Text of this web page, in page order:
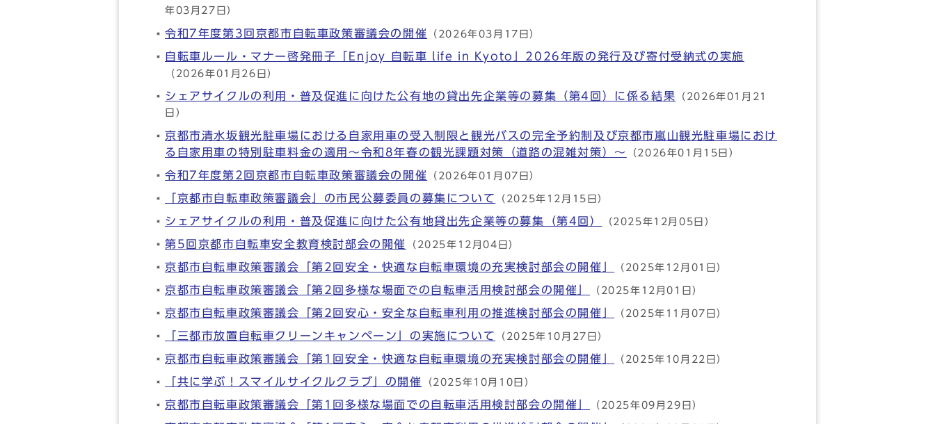
年03月27日）
令和7年度第3回京都市自転車政策審議会の開催
（2026年03月17日）
自転車ルール・マナー啓発冊子「Enjoy 自転車 life in Kyoto」2026年版の発行及び寄付受納式の実施
（2026年01月26日）
シェアサイクルの利用・普及促進に向けた公有地の貸出先企業等の募集（第4回）に係る結果 （2026年01月21
日）
京都市清水坂観光駐車場における自家用車の受入制限と観光バスの完全予約制及び京都市嵐山観光駐車場におけ
る自家用車の特別駐車料金の適用～令和8年春の観光課題対策（道路の混雑対策）～
（2026年01月15日）
令和7年度第2回京都市自転車政策審議会の開催 （2026年01月07日）
「京都市自転車政策審議会」の市民公募委員の募集について （2025年12月15日）
シェアサイクルの利用・普及促進に向けた公有地貸出先企業等の募集（第4回） （2025年12月05日）
第5回京都市自転車安全教育検討部会の開催 （2025年12月04日）
京都市自転車政策審議会「第2回安全・快適な自転車環境の充実検討部会の開催」 （2025年12月01日）
京都市自転車政策審議会「第2回多様な場面での自転車活用検討部会の開催」 （2025年12月01日）
京都市自転車政策審議会「第2回安心・安全な自転車利用の推進検討部会の開催」 （2025年11月07日）
「三都市放置自転車クリーンキャンペーン」の実施について （2025年10月27日）
京都市自転車政策審議会「第1回安全・快適な自転車環境の充実検討部会の開催」 （2025年10月22日）
「共に学ぶ！スマイルサイクルクラブ」の開催 （2025年10月10日）
京都市自転車政策審議会「第1回多様な場面での自転車活用検討部会の開催」 （2025年09月29日）